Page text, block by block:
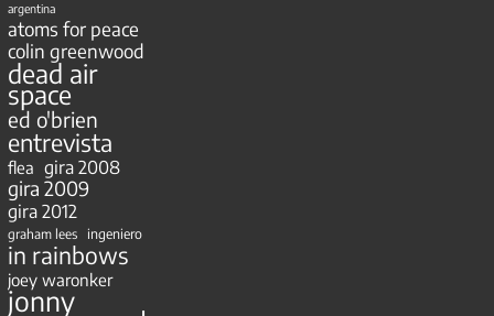
argentina
atoms for peace
colin greenwood
dead air
space
ed o'brien
entrevista
flea gira 2008
gira 2009
gira 2012
graham lees ingeniero
in rainbows
joey waronker
jonny